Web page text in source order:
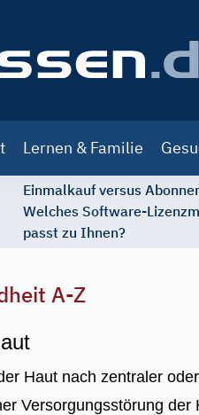
Lernen & Familie
Einmalkauf versus
Welches Software-
passt zu Ihnen?
A-Z
Haut nach zentraler
Versorgungsstörung der